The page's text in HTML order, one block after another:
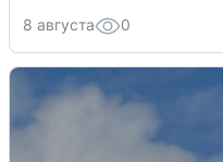
8 августа 0